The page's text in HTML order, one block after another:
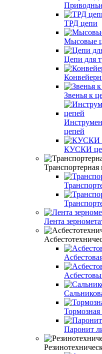
ТРД цепи
Мысовые
Цепи для
Звенья к
цепей
КУСКИ
Транспортерная
Лента
Тормозная
Паронит